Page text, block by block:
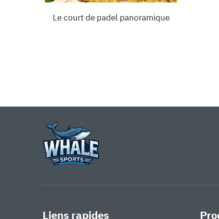
Le court de padel panoramique
Liens rapides